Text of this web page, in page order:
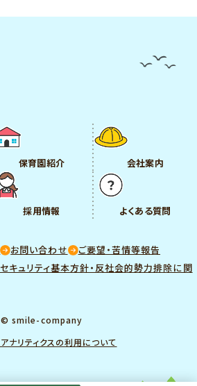
保育園紹介 会社案内
採用情報 よくある質問
お問い合わせ
ご要望・苦情等報告
キュリティ基本方針・反社会的勢力排除に関
© smile-company
ナリティクスの利用について